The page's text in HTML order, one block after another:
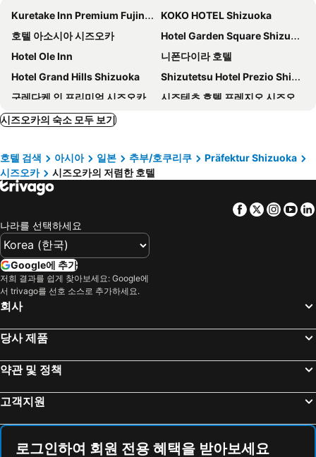
Kuretake Inn Premium Fujinomiya
KOKO HOTEL Shizuoka
호텔 아소시아 시즈오카
Hotel Garden Square Shizuoka
Hotel Ole Inn
니폰다이라 호텔
Hotel Grand Hills Shizuoka
Shizutetsu Hotel Prezio Shizuoka Ekinan
구레다케 인 프리미엄 시즈오카에키마에
시즈테츠 호텔 프레지오 시즈오카-에키키타
Garden Hotel Shizuoka
Hotel Celeste Shizuoka
Hotel Capsule Inn Shizuoka
Toyoko Inn Shizuoka eki Kita guchi
AB Hotel Fuji
Hotel Abant Shizuoka
Birupaku
Kur and Hotel Suruga
Toyoko Inn Shin-fuji-eki Minami-guchi
APA Hotel Shizuoka-eki Kita
Toyoko Inn Shizuoka eki Minami guchi
시즈오카 타운 호텔
마이 호텔 류구
호텔 퀘스트 시미즈
시미즈 시티 호텔
Hotel New Moustache
Business Seisyokan
Hotel Ambia Shofukaku
ホテルシエル静岡店 静岡インター - レジャーホテル -
Hotel Tetora Resort Shizuoka Yaizu
시즈오카의 숙소 모두 보기
호텔 검색 아시아 일본 추부/호쿠리쿠
Präfektur Shizuoka
시즈오카
시즈오카의 저렴한 호텔
Facebook
Twitter
나라를 선택하세요
Google에 추가
저희 결과를 쉽게 찾아보세요: Google에
서 trivago를 선호 소스로 추가하세요.
회사
당사 제품
약관 및 정책
고객지원
로그인하여 회원 전용 혜택을 받아보세요